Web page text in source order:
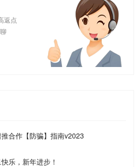
返点
合作【防骗】指南v2023
乐，新年进步！